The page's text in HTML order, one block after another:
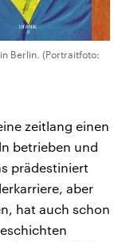
Berlin. (Portraitfoto:
zeitlang einen
betrieben und
prädestiniert
aber
hat auch schon